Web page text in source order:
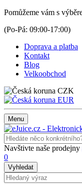
Pomůžeme vám s
(Po-Pá: 09:00-17:00)
Doprava a platba
Kontakt
Blog
Velkoobchod
CZK
EUR
Menu
Navštivte naše prodejny
0
Vyhledat